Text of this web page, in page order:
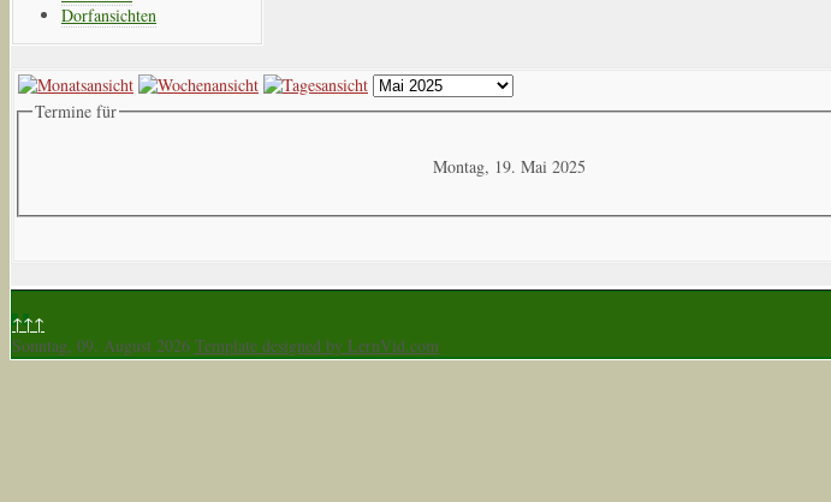
Dorfansichten
Termine für
Montag, 19. Mai 2025
↑↑↑
Sonntag, 09. August 2026 Template designed by LernVid.com